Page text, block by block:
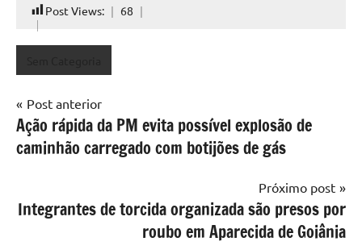
Post Views: 68
Navegação
de
Post
Post anterior
Ação rápida da PM evita possível explosão de
caminhão carregado com botijões de gás
Próximo post
Integrantes de torcida organizada são presos por
roubo em Aparecida de Goiânia